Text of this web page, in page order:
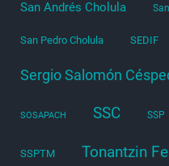
San Andrés Cholula
San Pedro Cholula SEDIF
Sergio Salomón
SOSAPACH SSC SSP
SSPTM Tonantzin